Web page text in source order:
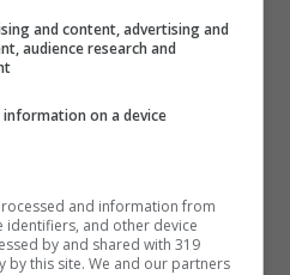
per una hot hatch,
Stati Uniti e nei paesi
Ecco perchè le hanno
la britannica Gari
and content, advertising and
audience research and
on a device
and information from
identifiers, and other device
by and shared with 319
by this site. We and our partners